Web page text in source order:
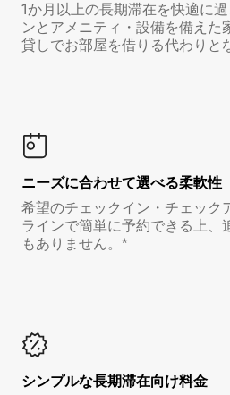
1か月以上の長期滞在を快適に
ンとアメニティ・設備を備えた
貸しでお部屋を借りる代わりと
ニーズに合わせて選べる柔軟性
希望のチェックイン・チェック
ラインで簡単に予約できる上、
もありません。*
シンプルな長期滞在向け料金